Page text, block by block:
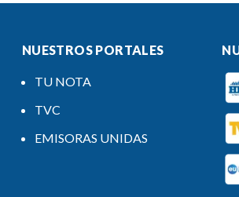
NUESTROS PORTALES
TU NOTA
TVC
EMISORAS UNIDAS